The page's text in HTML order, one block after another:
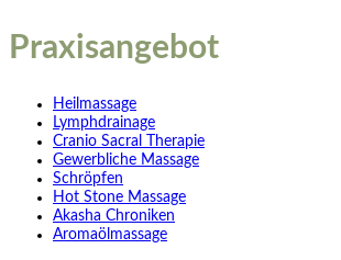
Praxisangebot
Heilmassage
Lymphdrainage
Cranio Sacral Therapie
Gewerbliche Massage
Schröpfen
Hot Stone Massage
Akasha Chroniken
Aromaölmassage